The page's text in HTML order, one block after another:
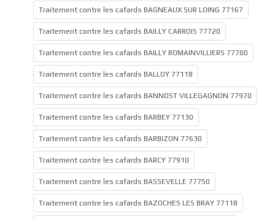
Traitement contre les cafards BAGNEAUX SUR LOING 77167
Traitement contre les cafards BAILLY CARROIS 77720
Traitement contre les cafards BAILLY ROMAINVILLIERS 77700
Traitement contre les cafards BALLOY 77118
Traitement contre les cafards BANNOST VILLEGAGNON 77970
Traitement contre les cafards BARBEY 77130
Traitement contre les cafards BARBIZON 77630
Traitement contre les cafards BARCY 77910
Traitement contre les cafards BASSEVELLE 77750
Traitement contre les cafards BAZOCHES LES BRAY 77118